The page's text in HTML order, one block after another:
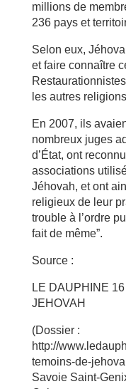
millions de
236 pays et
Selon eux,
et faire connaître
les autres
En 2007, ils
nombreux juges
d’État, ont
associations
Jéhovah, et ont
religieux de leur
trouble à l’ordre
fait de même”.
Source :
LE DAUPHINE
JEHOVAH
(Dossier :
http://
temoins-de-
Savoie Saint-